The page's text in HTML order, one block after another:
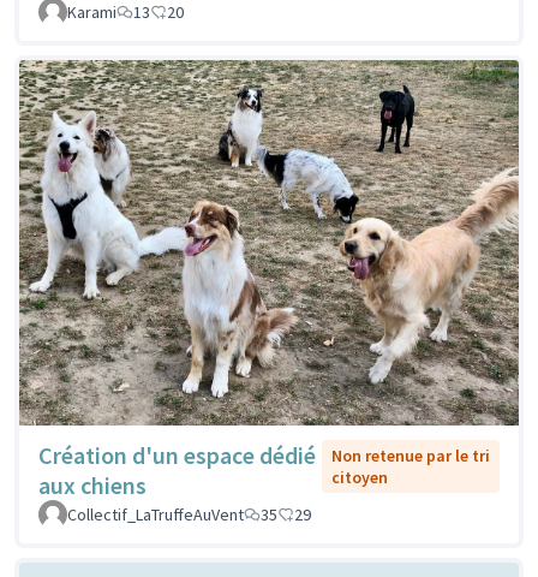
Karami
13 20
Création d'un espace dédié
aux chiens
Non retenue par le tri
citoyen
Collectif_LaTruffeAuVent
35 29